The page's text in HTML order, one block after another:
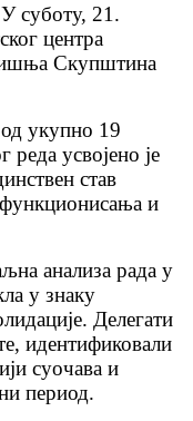
суботу, 21.
центра
Скупштина
укупно 19
реда усвојено је
став
и
анализа рада у
у знаку
Делегати
идентификовали
суочава и
период.